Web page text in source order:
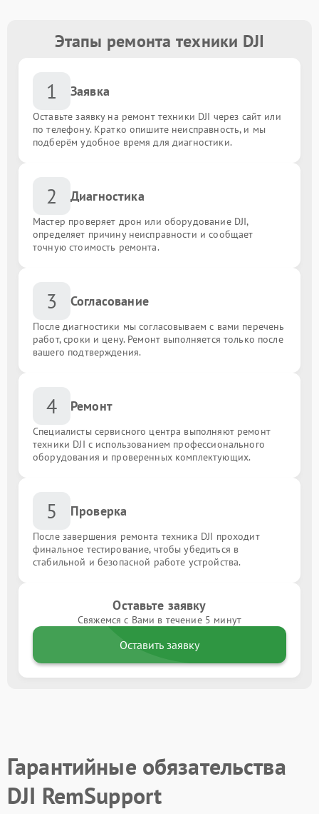
Этапы ремонта техники DJI
1 Заявка
Оставьте заявку на ремонт техники DJI через сайт или
по телефону. Кратко опишите неисправность, и мы
подберём удобное время для диагностики.
2 Диагностика
Мастер проверяет дрон или оборудование DJI,
определяет причину неисправности и сообщает
точную стоимость ремонта.
3 Согласование
После диагностики мы согласовываем с вами перечень
работ, сроки и цену. Ремонт выполняется только после
вашего подтверждения.
4 Ремонт
Специалисты сервисного центра выполняют ремонт
техники DJI с использованием профессионального
оборудования и проверенных комплектующих.
5 Проверка
После завершения ремонта техника DJI проходит
финальное тестирование, чтобы убедиться в
стабильной и безопасной работе устройства.
Оставьте заявку
Свяжемся с Вами в течение 5 минут
Оставить заявку
Гарантийные обязательства
DJI RemSupport